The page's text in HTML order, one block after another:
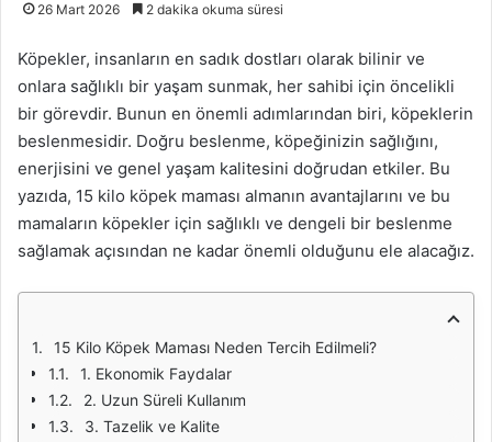
26 Mart 2026 2 dakika okuma süresi
Köpekler, insanların en sadık dostları olarak bilinir ve
onlara sağlıklı bir yaşam sunmak, her sahibi için öncelikli
bir görevdir. Bunun en önemli adımlarından biri, köpeklerin
beslenmesidir. Doğru beslenme, köpeğinizin sağlığını,
enerjisini ve genel yaşam kalitesini doğrudan etkiler. Bu
yazıda, 15 kilo köpek maması almanın avantajlarını ve bu
mamaların köpekler için sağlıklı ve dengeli bir beslenme
sağlamak açısından ne kadar önemli olduğunu ele alacağız.
15 Kilo Köpek Maması Neden Tercih Edilmeli?
1. Ekonomik Faydalar
2. Uzun Süreli Kullanım
3. Tazelik ve Kalite